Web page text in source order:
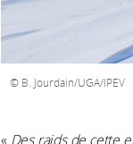
B. Jourdain/UGA/IPEV
« Des raids de cette